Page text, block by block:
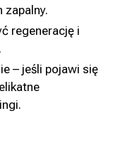
zapalny.
regenerację i
– jeśli pojawi się